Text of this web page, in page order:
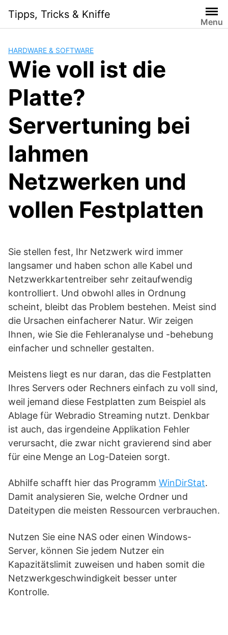
i
Tipps, Tricks & Kniffe
Menu
HARDWARE & SOFTWARE
Wie voll ist die
Platte?
Servertuning bei
lahmen
Netzwerken und
vollen Festplatten
Sie stellen fest, Ihr Netzwerk wird immer
langsamer und haben schon alle Kabel und
Netzwerkkartentreiber sehr zeitaufwendig
kontrolliert. Und obwohl alles in Ordnung
scheint, bleibt das Problem bestehen. Meist sind
die Ursachen einfacherer Natur. Wir zeigen
Ihnen, wie Sie die Fehleranalyse und -behebung
einfacher und schneller gestalten.
Meistens liegt es nur daran, das die Festplatten
Ihres Servers oder Rechners einfach zu voll sind,
weil jemand diese Festplatten zum Beispiel als
Ablage für Webradio Streaming nutzt. Denkbar
ist auch, das irgendeine Applikation Fehler
verursacht, die zwar nicht gravierend sind aber
für eine Menge an Log-Dateien sorgt.
Abhilfe schafft hier das Programm WinDirStat.
Damit analysieren Sie, welche Ordner und
Dateitypen die meisten Ressourcen verbrauchen.
Nutzen Sie eine NAS oder einen Windows-
Server, können Sie jedem Nutzer ein
Kapazitätslimit zuweisen und haben somit die
Netzwerkgeschwindigkeit besser unter
Kontrolle.